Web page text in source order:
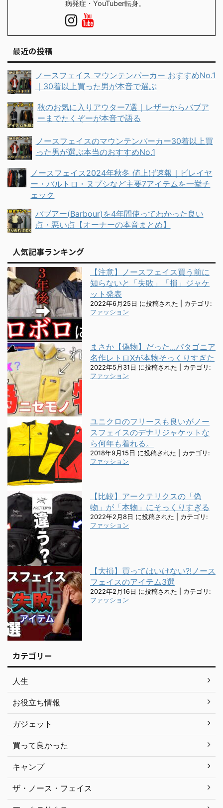
病発症・YouTuber転身。
最近の投稿
ノースフェイス マウンテンパーカー おすすめNo.1
｜30着以上買った男が本音で選ぶ
秋のお気に入りアウター7選｜レザーからバブア
ーまでたくぞーが本音で語る
ノースフェイスのマウンテンパーカー30着以上買
った男が選ぶ本当のおすすめNo.1
ノースフェイス2024年秋冬 値上げ速報｜ビレイヤ
ー・バルトロ・ヌプシなど主要7アイテムを一挙チ
ェック
バブアー(Barbour)を4年間使ってわかった良い
点・悪い点【オーナーの本音まとめ】
人気記事ランキング
【注意】ノースフェイス買う前に
知らないと「失敗」「損」ジャケ
ット発表
2022年6月25日 に投稿された
カテゴリ:
ファッション
まさか【偽物】だった...パタゴニア
名作レトロXが本物そっくりすぎた
2022年5月31日 に投稿された
カテゴリ:
ファッション
ユニクロのフリースも良いがノー
スフェイスのデナリジャケットな
ら何年も着れる。
2018年9月15日 に投稿された
カテゴリ:
ファッション
【比較】アークテリクスの「偽
物」が「本物」にそっくりすぎる
2022年2月8日 に投稿された
カテゴリ:
ファッション
【大損】買ってはいけない?!ノース
フェイスのアイテム3選
2022年2月16日 に投稿された
カテゴリ:
ファッション
カテゴリー
人生
お役立ち情報
ガジェット
買って良かった
キャンプ
ザ・ノース・フェイス